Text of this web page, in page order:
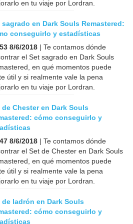
en tu viaje por Lordran.
sagrado en Dark Souls Remastered:
conseguirlo y estadísticas
8/6/2018 | Te contamos dónde
el Set sagrado en Dark Souls
en qué momentos puede
útil y si realmente vale la pena
en tu viaje por Lordran.
de Chester en Dark Souls
cómo conseguirlo y
8/6/2018 | Te contamos dónde
el Set de Chester en Dark Souls
en qué momentos puede
útil y si realmente vale la pena
en tu viaje por Lordran.
de ladrón en Dark Souls
cómo conseguirlo y